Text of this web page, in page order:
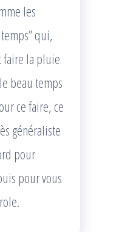
les
qui,
faire la pluie
beau temps
ce faire, ce
généraliste
pour
pour vous